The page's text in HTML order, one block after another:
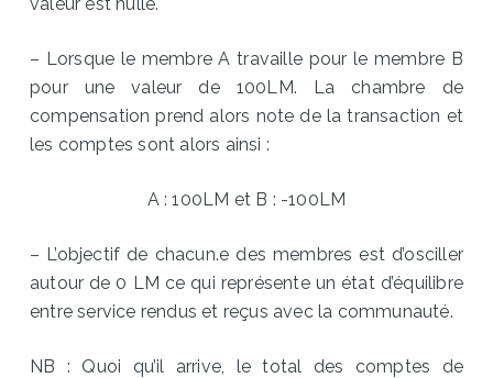
valeur est nulle.
– Lorsque le membre A travaille pour le membre B
pour une valeur de 100LM. La chambre de
compensation prend alors note de la transaction et
les comptes sont alors ainsi :
A : 100LM et B : -100LM
– L’objectif de chacun.e des membres est d’osciller
autour de 0 LM ce qui représente un état d’équilibre
entre service rendus et reçus avec la communauté.
NB : Quoi qu’il arrive, le total des comptes de